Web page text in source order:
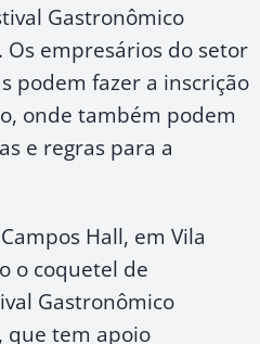
Gastronômico
empresários do setor
podem fazer a inscrição
onde também podem
e regras para a
Hall, em Vila
o coquetel de
Gastronômico
que tem apoio